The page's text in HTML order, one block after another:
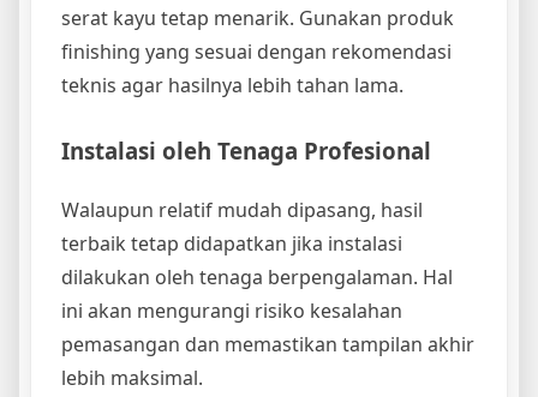
serat kayu tetap menarik. Gunakan produk
finishing yang sesuai dengan rekomendasi
teknis agar hasilnya lebih tahan lama.
Instalasi oleh Tenaga Profesional
Walaupun relatif mudah dipasang, hasil
terbaik tetap didapatkan jika instalasi
dilakukan oleh tenaga berpengalaman. Hal
ini akan mengurangi risiko kesalahan
pemasangan dan memastikan tampilan akhir
lebih maksimal.